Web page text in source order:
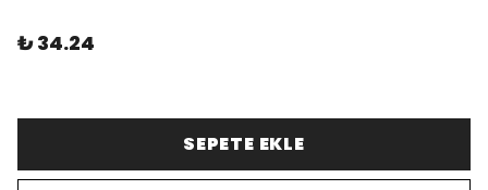
₺ 34.24
SEPETE EKLE